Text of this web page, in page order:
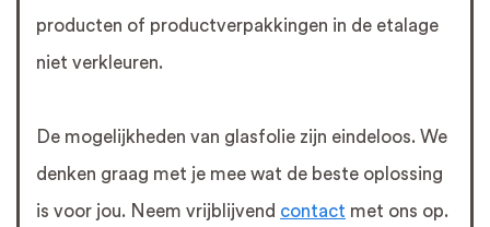
producten of productverpakkingen in de etalage
niet verkleuren.
De mogelijkheden van glasfolie zijn eindeloos. We
denken graag met je mee wat de beste oplossing
is voor jou. Neem vrijblijvend contact met ons op.